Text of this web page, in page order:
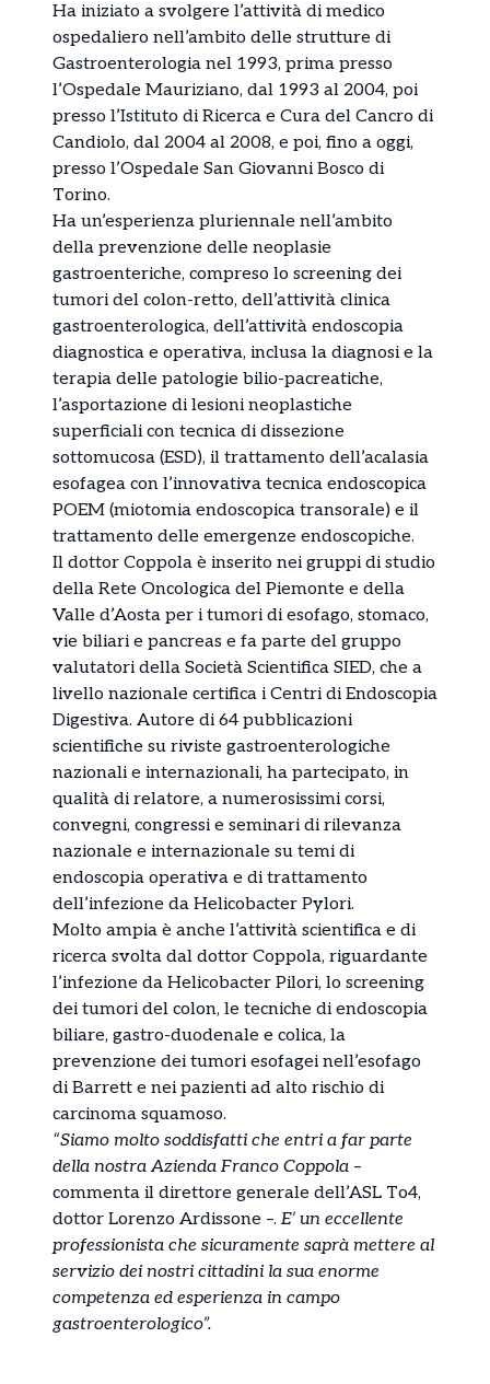
Ha iniziato a svolgere l’attività di medico
ospedaliero nell’ambito delle strutture di
Gastroenterologia nel 1993, prima presso
l’Ospedale Mauriziano, dal 1993 al 2004, poi
presso l’Istituto di Ricerca e Cura del Cancro di
Candiolo, dal 2004 al 2008, e poi, fino a oggi,
presso l’Ospedale San Giovanni Bosco di
Torino.
Ha un’esperienza pluriennale nell’ambito
della prevenzione delle neoplasie
gastroenteriche, compreso lo screening dei
tumori del colon-retto, dell’attività clinica
gastroenterologica, dell’attività endoscopia
diagnostica e operativa, inclusa la diagnosi e la
terapia delle patologie bilio-pacreatiche,
l’asportazione di lesioni neoplastiche
superficiali con tecnica di dissezione
sottomucosa (ESD), il trattamento dell’acalasia
esofagea con l’innovativa tecnica endoscopica
POEM (miotomia endoscopica transorale) e il
trattamento delle emergenze endoscopiche.
Il dottor Coppola è inserito nei gruppi di studio
della Rete Oncologica del Piemonte e della
Valle d’Aosta per i tumori di esofago, stomaco,
vie biliari e pancreas e fa parte del gruppo
valutatori della Società Scientifica SIED, che a
livello nazionale certifica i Centri di Endoscopia
Digestiva. Autore di 64 pubblicazioni
scientifiche su riviste gastroenterologiche
nazionali e internazionali, ha partecipato, in
qualità di relatore, a numerosissimi corsi,
convegni, congressi e seminari di rilevanza
nazionale e internazionale su temi di
endoscopia operativa e di trattamento
dell’infezione da Helicobacter Pylori.
Molto ampia è anche l’attività scientifica e di
ricerca svolta dal dottor Coppola, riguardante
l’infezione da Helicobacter Pilori, lo screening
dei tumori del colon, le tecniche di endoscopia
biliare, gastro-duodenale e colica, la
prevenzione dei tumori esofagei nell’esofago
di Barrett e nei pazienti ad alto rischio di
carcinoma squamoso.
“Siamo molto soddisfatti che entri a far parte
della nostra Azienda Franco Coppola –
commenta il direttore generale dell’ASL To4,
dottor Lorenzo Ardissone –. E’ un eccellente
professionista che sicuramente saprà mettere al
servizio dei nostri cittadini la sua enorme
competenza ed esperienza in campo
gastroenterologico”.